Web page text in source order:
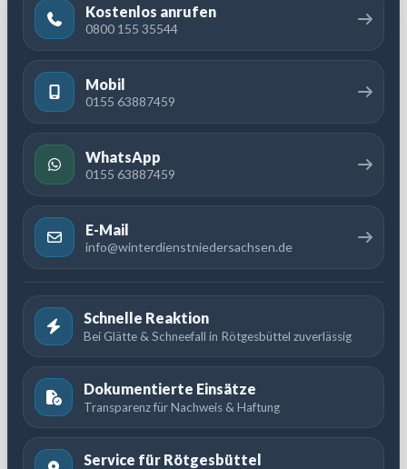
Kostenlos anrufen
0800 155 35544
Mobil
0155 63887459
WhatsApp
0155 63887459
E-Mail
info@winterdienstniedersachsen.de
Schnelle Reaktion
Bei Glätte & Schneefall in Rötgesbüttel zuverlässig
Dokumentierte Einsätze
Transparenz für Nachweis & Haftung
Service für Rötgesbüttel